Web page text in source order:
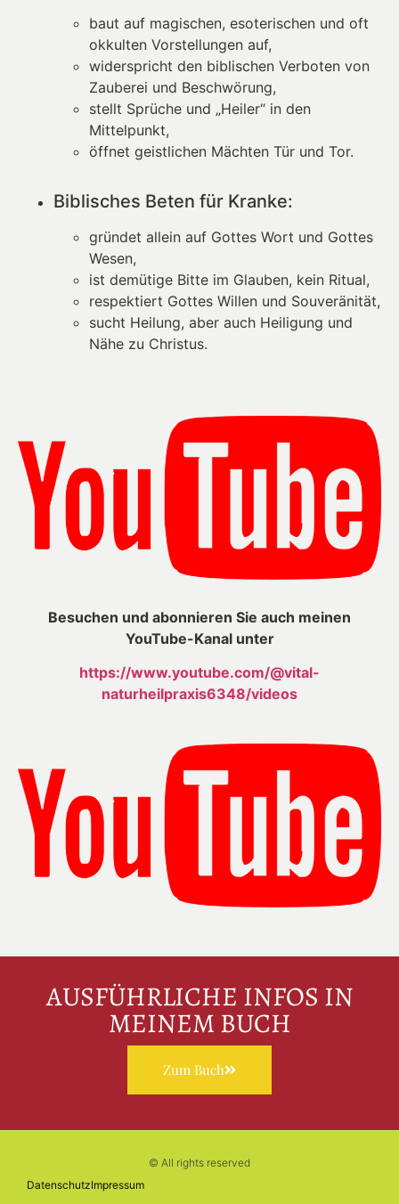
baut auf magischen, esoterischen und oft
okkulten Vorstellungen auf,
widerspricht den biblischen Verboten von
Zauberei und Beschwörung,
stellt Sprüche und „Heiler“ in den
Mittelpunkt,
öffnet geistlichen Mächten Tür und Tor.
Biblisches Beten für Kranke:
gründet allein auf Gottes Wort und Gottes
Wesen,
ist demütige Bitte im Glauben, kein Ritual,
respektiert Gottes Willen und Souveränität,
sucht Heilung, aber auch Heiligung und
Nähe zu Christus.
Besuchen und abonnieren Sie auch meinen
YouTube-Kanal unter
https://www.youtube.com/@vital-
naturheilpraxis6348/videos
AUSFÜHRLICHE INFOS IN
MEINEM BUCH
Zum Buch
© All rights reserved
DatenschutzImpressum